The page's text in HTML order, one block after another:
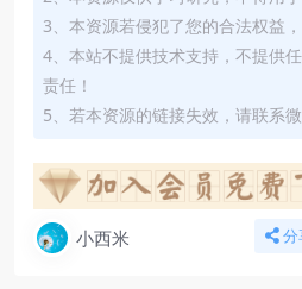
3、本资源若侵犯了您的合法权益
4、本站不提供技术支持，不提供
责任！
5、若本资源的链接失效，请联系
小西米 分